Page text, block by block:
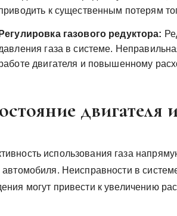
к существенным потерям
Регулировка газового редуктора:
газа в системе.
двигателя и повышенному
двигателя
использования газа
автомобиля. Неисправности в
могут привести к увеличению